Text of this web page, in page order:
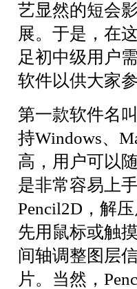
艺显然的短会
展。于是，在
足初中级用户
软件以供大家
第一款软件名
持Windows、
高，用户可以
是非常容易上
Pencil2D，解
先用鼠标或触
间轴调整图层
片。当然，